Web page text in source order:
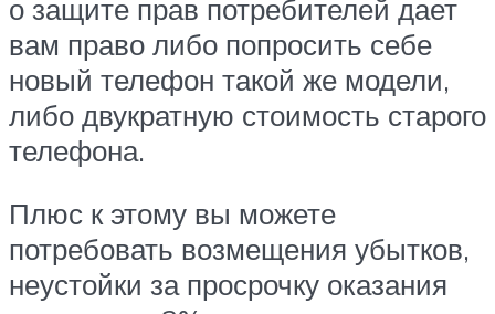
о защите прав потребителей дает
вам право либо попросить себе
новый телефон такой же модели,
либо двукратную стоимость старого
телефона.
Плюс к этому вы можете
потребовать возмещения убытков,
неустойки за просрочку оказания